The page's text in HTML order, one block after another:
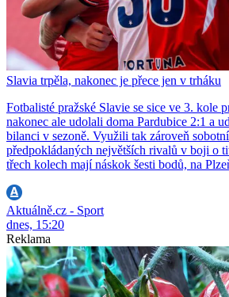
Slavia trpěla, nakonec je přece jen v trháku
Fotbalisté pražské Slavie se sice ve 3. kole
nakonec ale udolali doma Pardubice 2:1 a
bilanci v sezoně. Využili tak zároveň
předpokládaných největších rivalů v boji o
třech kolech mají náskok šesti bodů, na
Aktuálně.cz - Sport
dnes, 15:20
Reklama